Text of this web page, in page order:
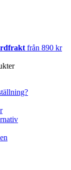
från 890 kr